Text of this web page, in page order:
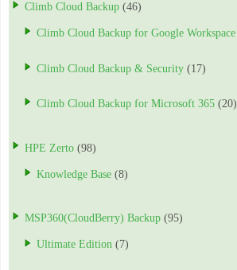
Climb Cloud Backup (46)
Climb Cloud Backup for Google Workspace
Climb Cloud Backup & Security (17)
Climb Cloud Backup for Microsoft 365 (20)
HPE Zerto (98)
Knowledge Base (8)
MSP360(CloudBerry) Backup (95)
Ultimate Edition (7)